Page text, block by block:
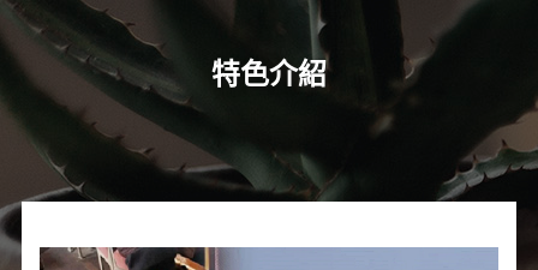
特色介紹